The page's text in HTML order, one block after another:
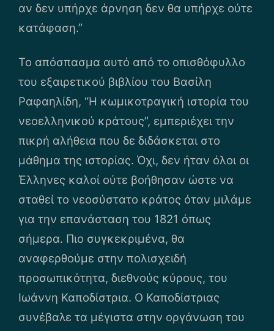
αν δεν υπήρχε άρνηση δεν θα υπήρχε ούτε
κατάφαση.”
Το απόσπασμα αυτό από το οπισθόφυλλο
του εξαιρετικού βιβλίου του Βασίλη
Ραφαηλίδη, “Η κωμικοτραγική ιστορία του
νεοελληνικού κράτους”, εμπεριέχει την
πικρή αλήθεια που δε διδάσκεται στο
μάθημα της ιστορίας. Όχι, δεν ήταν όλοι οι
Έλληνες καλοί ούτε βοήθησαν ώστε να
σταθεί το νεοσύστατο κράτος όταν μιλάμε
για την επανάσταση του 1821 όπως
σήμερα. Πιο συγκεκριμένα, θα
αναφερθούμε στην πολισχειδή
προσωπικότητα, διεθνούς κύρους, του
Ιωάννη Καποδίστρια. Ο Καποδίστριας
συνέβαλε τα μέγιστα στην οργάνωση του